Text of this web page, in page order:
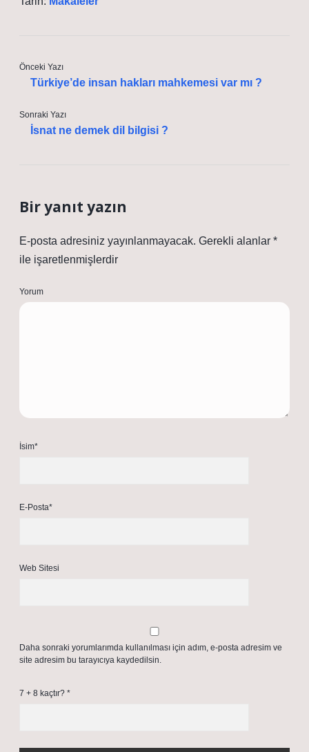
Önceki Yazı
Türkiye’de insan hakları mahkemesi var mı ?
Sonraki Yazı
İsnat ne demek dil bilgisi ?
Bir yanıt yazın
E-posta adresiniz yayınlanmayacak. Gerekli alanlar *
ile işaretlenmişlerdir
Yorum
İsim*
E-Posta*
Web Sitesi
Daha sonraki yorumlarımda kullanılması için adım, e-posta adresim ve
site adresim bu tarayıcıya kaydedilsin.
7 + 8 kaçtır? *